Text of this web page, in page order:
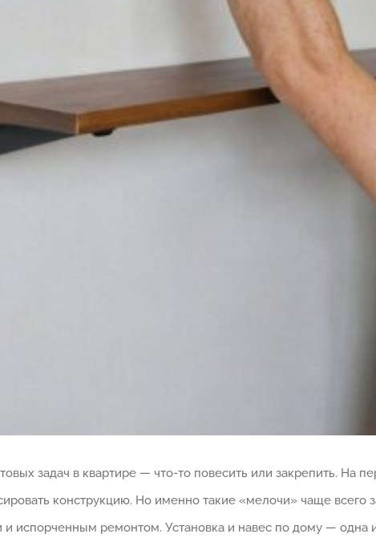
задач в квартире — что-то повесить или закрепить. На
конструкцию. Но именно такие «мелочи» чаще
испорченным ремонтом. Установка и навес по дому — одна